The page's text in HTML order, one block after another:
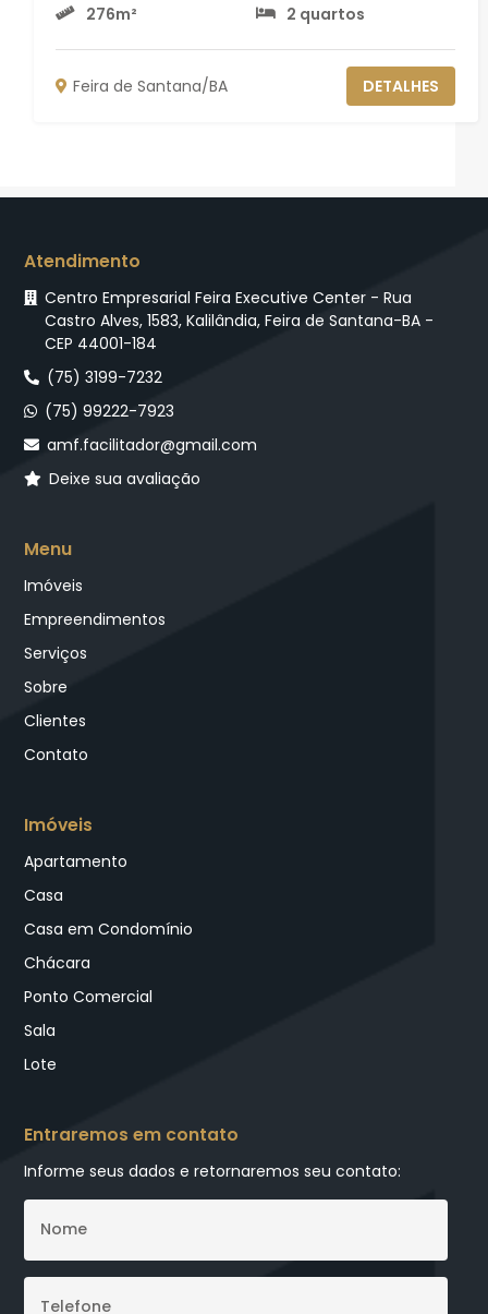
276m² 2 quartos
Feira de Santana/BA DETALHES
Atendimento
Centro Empresarial Feira Executive Center - Rua
Castro Alves, 1583, Kalilândia, Feira de Santana-BA -
CEP 44001-184
(75) 3199-7232
(75) 99222-7923
amf.facilitador@gmail.com
Deixe sua avaliação
Menu
Imóveis
Empreendimentos
Serviços
Sobre
Clientes
Contato
Imóveis
Apartamento
Casa
Casa em Condomínio
Chácara
Ponto Comercial
Sala
Lote
Entraremos em contato
Informe seus dados e retornaremos seu contato: